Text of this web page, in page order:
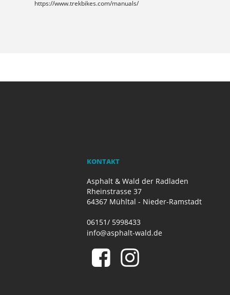
https://www.trekbikes.com/manuals/
KONTAKT
Asphalt & Wald der Radladen
Rheinstrasse 37
64367 Mühltal - Nieder-Ramstadt
06151/ 5998433
info@asphalt-wald.de